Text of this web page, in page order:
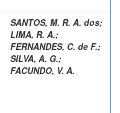
SANTOS, M. R. A. dos;
LIMA, R. A.;
FERNANDES, C. de F.;
SILVA, A. G.;
FACUNDO, V. A.